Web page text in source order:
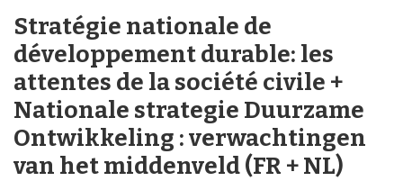
Stratégie nationale de
développement durable: les
attentes de la société civile +
Nationale strategie Duurzame
Ontwikkeling : verwachtingen
van het middenveld (FR + NL)